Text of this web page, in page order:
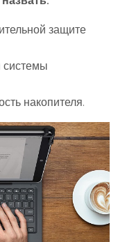
защите
системы
накопителя.